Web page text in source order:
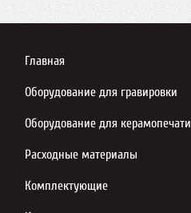
Главная
Оборудование для гравировки
Оборудование для керамопечати
Расходные материалы
Комплектующие